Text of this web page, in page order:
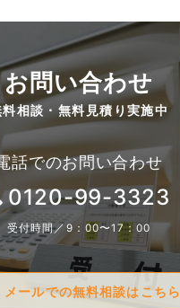
お問い合わせ
料相談・無料見積り実施中
話でのお問い合わせ
0120-99-3323
受付時間／9：00〜17：00
メールでの無料相談はこちら